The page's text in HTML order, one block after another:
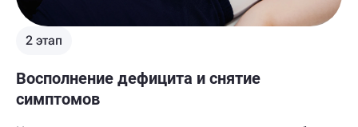
2 этап
Восполнение дефицита и снятие
симптомов